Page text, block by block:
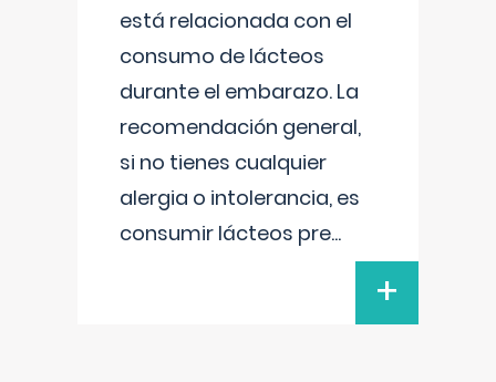
está relacionada con el
consumo de lácteos
durante el embarazo. La
recomendación general,
si no tienes cualquier
alergia o intolerancia, es
consumir lácteos pre...
+